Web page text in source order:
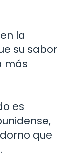
la
su sabor
más
es
que